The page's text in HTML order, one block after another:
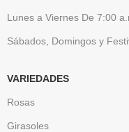
Lunes a Viernes De 7:00
Sábados, Domingos y
VARIEDADES
Rosas
Girasoles